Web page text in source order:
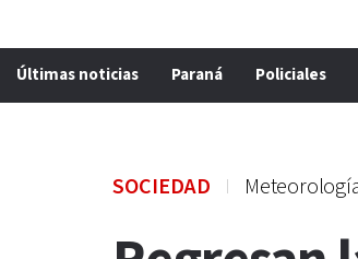
Últimas noticias Paraná Policiales
SOCIEDAD